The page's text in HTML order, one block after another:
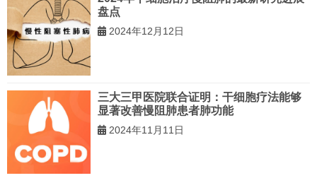
盘点
2024年12月12日
三大三甲医院联合证明：干细胞疗法能够
显著改善慢阻肺患者肺功能
2024年11月11日